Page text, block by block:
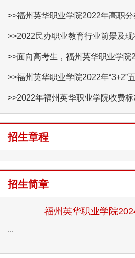
>>福州英华职业学院2022年高职
>>2022民办职业教育行业前景及
>>面向高考生，福州英华职业学院
>>福州英华职业学院2022年“3+2”
>>2022年福州英华职业学院收费标
招生章程
招生简章
福州英华职业学院
...